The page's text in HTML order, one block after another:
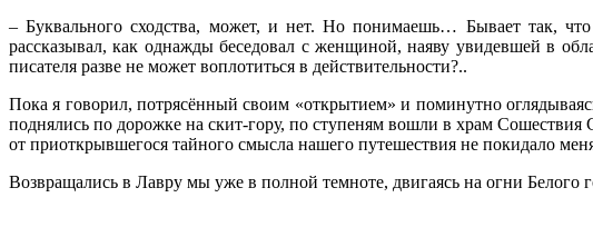
– Буквального сходства, может, и нет. Но понимаешь… Бывает так,
рассказывал, как однажды беседовал с женщиной, наяву увидевшей в
писателя разве не может воплотиться в действительности?..
Пока я говорил, потрясённый своим «открытием» и поминутно
поднялись по дорожке на скит-гору, по ступеням вошли в храм
от приоткрывшегося тайного смысла нашего путешествия не покидало
Возвращались в Лавру мы уже в полной темноте, двигаясь на огни Белого